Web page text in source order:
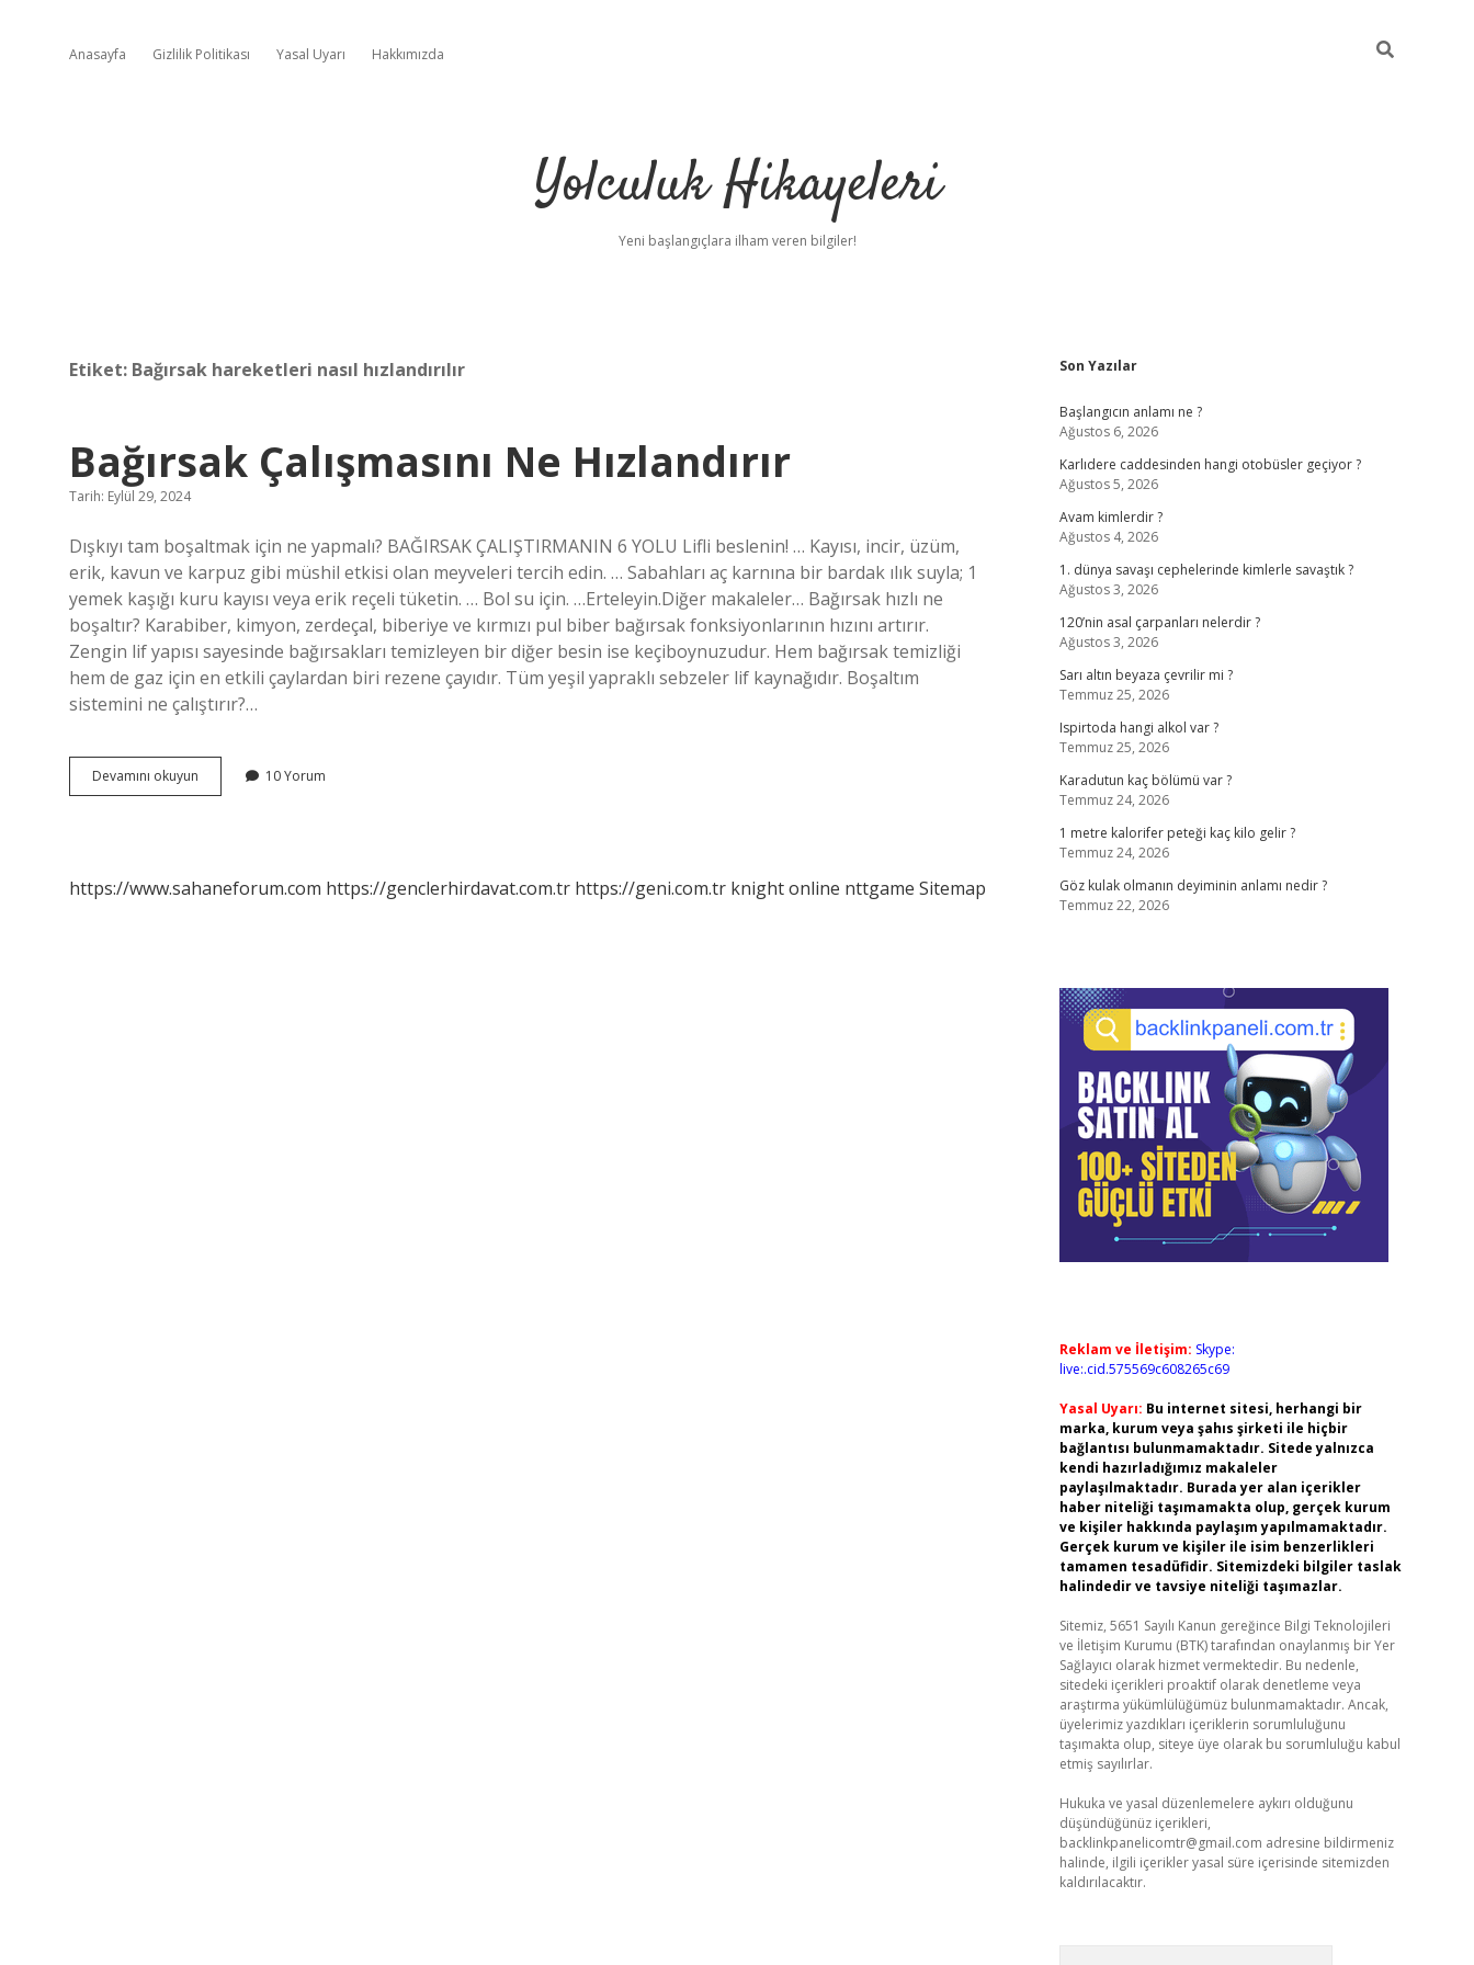
Anasayfa Gizlilik Politikası Yasal Uyarı Hakkımızda
Yolculuk Hikayeleri
Yeni başlangıçlara ilham veren bilgiler!
Etiket: Bağırsak hareketleri nasıl hızlandırılır
Bağırsak Çalışmasını Ne Hızlandırır
Tarih: Eylül 29, 2024
Dışkıyı tam boşaltmak için ne yapmalı? BAĞIRSAK ÇALIŞTIRMANIN 6 YOLU Lifli beslenin! … Kayısı, incir, üzüm,
erik, kavun ve karpuz gibi müshil etkisi olan meyveleri tercih edin. … Sabahları aç karnına bir bardak ılık suyla; 1
yemek kaşığı kuru kayısı veya erik reçeli tüketin. … Bol su için. …Erteleyin.Diğer makaleler… Bağırsak hızlı ne
boşaltır? Karabiber, kimyon, zerdeçal, biberiye ve kırmızı pul biber bağırsak fonksiyonlarının hızını artırır.
Zengin lif yapısı sayesinde bağırsakları temizleyen bir diğer besin ise keçiboynuzudur. Hem bağırsak temizliği
hem de gaz için en etkili çaylardan biri rezene çayıdır. Tüm yeşil yapraklı sebzeler lif kaynağıdır. Boşaltım
sistemini ne çalıştırır?…
Devamını okuyun Bağırsak
Çalışmasını
10 Yorum
https://www.sahaneforum.com https://genclerhirdavat.com.tr https://geni.com.tr knight online nttgame Sitemap
Sidebar
Son Yazılar
Başlangıcın anlamı ne ?
Ağustos 6, 2026
Karlıdere caddesinden hangi otobüsler geçiyor ?
Ağustos 5, 2026
Avam kimlerdir ?
Ağustos 4, 2026
1. dünya savaşı cephelerinde kimlerle savaştık ?
Ağustos 3, 2026
120’nin asal çarpanları nelerdir ?
Ağustos 3, 2026
Sarı altın beyaza çevrilir mi ?
Temmuz 25, 2026
Ispirtoda hangi alkol var ?
Temmuz 25, 2026
Karadutun kaç bölümü var ?
Temmuz 24, 2026
1 metre kalorifer peteği kaç kilo gelir ?
Temmuz 24, 2026
Göz kulak olmanın deyiminin anlamı nedir ?
Temmuz 22, 2026
Reklam ve İletişim: Skype:
live:.cid.575569c608265c69
Yasal Uyarı: Bu internet sitesi, herhangi bir
marka, kurum veya şahıs şirketi ile hiçbir
bağlantısı bulunmamaktadır. Sitede yalnızca
kendi hazırladığımız makaleler
paylaşılmaktadır. Burada yer alan içerikler
haber niteliği taşımamakta olup, gerçek kurum
ve kişiler hakkında paylaşım yapılmamaktadır.
Gerçek kurum ve kişiler ile isim benzerlikleri
tamamen tesadüfidir. Sitemizdeki bilgiler taslak
halindedir ve tavsiye niteliği taşımazlar.
Sitemiz, 5651 Sayılı Kanun gereğince Bilgi Teknolojileri
ve İletişim Kurumu (BTK) tarafından onaylanmış bir Yer
Sağlayıcı olarak hizmet vermektedir. Bu nedenle,
sitedeki içerikleri proaktif olarak denetleme veya
araştırma yükümlülüğümüz bulunmamaktadır. Ancak,
üyelerimiz yazdıkları içeriklerin sorumluluğunu
taşımakta olup, siteye üye olarak bu sorumluluğu kabul
etmiş sayılırlar.
Hukuka ve yasal düzenlemelere aykırı olduğunu
düşündüğünüz içerikleri,
backlinkpanelicomtr@gmail.com adresine bildirmeniz
halinde, ilgili içerikler yasal süre içerisinde sitemizden
kaldırılacaktır.
betexper giriş